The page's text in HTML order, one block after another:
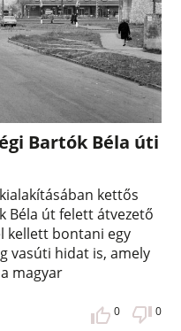
Bartók Béla úti
kettős
Béla út felett átvezető
kellett bontani egy
vasúti hidat is, amely
magyar
0 0